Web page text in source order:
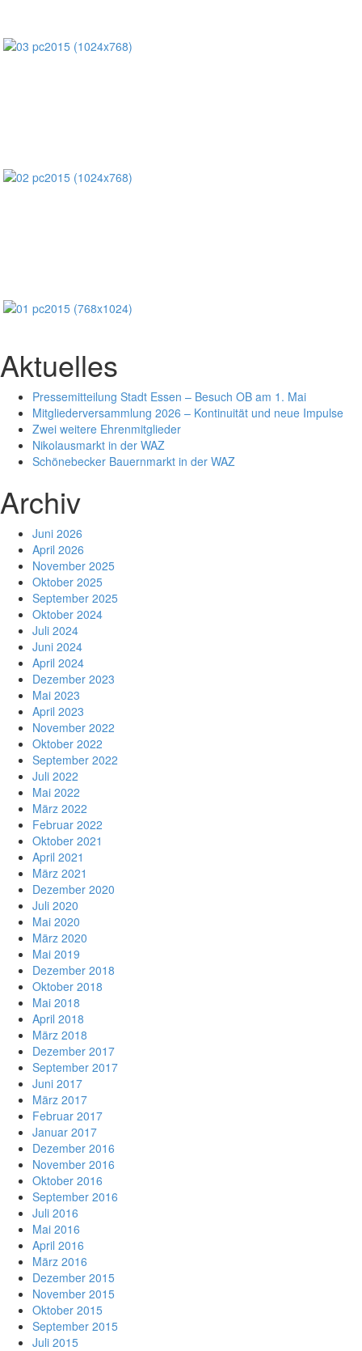
Aktuelles
Pressemitteilung Stadt Essen – Besuch OB am 1. Mai
Mitgliederversammlung 2026 – Kontinuität und neue Impulse
Zwei weitere Ehrenmitglieder
Nikolausmarkt in der WAZ
Schönebecker Bauernmarkt in der WAZ
Archiv
Juni 2026
April 2026
November 2025
Oktober 2025
September 2025
Oktober 2024
Juli 2024
Juni 2024
April 2024
Dezember 2023
Mai 2023
April 2023
November 2022
Oktober 2022
September 2022
Juli 2022
Mai 2022
März 2022
Februar 2022
Oktober 2021
April 2021
März 2021
Dezember 2020
Juli 2020
Mai 2020
März 2020
Mai 2019
Dezember 2018
Oktober 2018
Mai 2018
April 2018
März 2018
Dezember 2017
September 2017
Juni 2017
März 2017
Februar 2017
Januar 2017
Dezember 2016
November 2016
Oktober 2016
September 2016
Juli 2016
Mai 2016
April 2016
März 2016
Dezember 2015
November 2015
Oktober 2015
September 2015
Juli 2015